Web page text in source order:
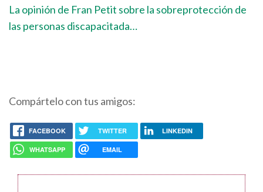
La opinión de Fran Petit sobre la sobreprotección de
las personas discapacitada…
Compártelo con tus amigos:
FACEBOOK TWITTER LINKEDIN
WHATSAPP EMAIL